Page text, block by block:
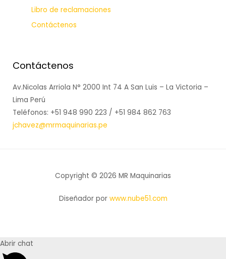
Libro de reclamaciones
Contáctenos
Contáctenos
Av.Nicolas Arriola N° 2000 Int 74 A San Luis – La Victoria –
Lima Perú
Teléfonos: +51 948 990 223 / +51 984 862 763
jchavez@mrmaquinarias.pe
Copyright © 2026 MR Maquinarias
Diseñador por www.nube51.com
Abrir chat